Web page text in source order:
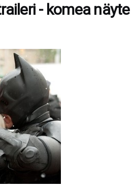
- komea näyte